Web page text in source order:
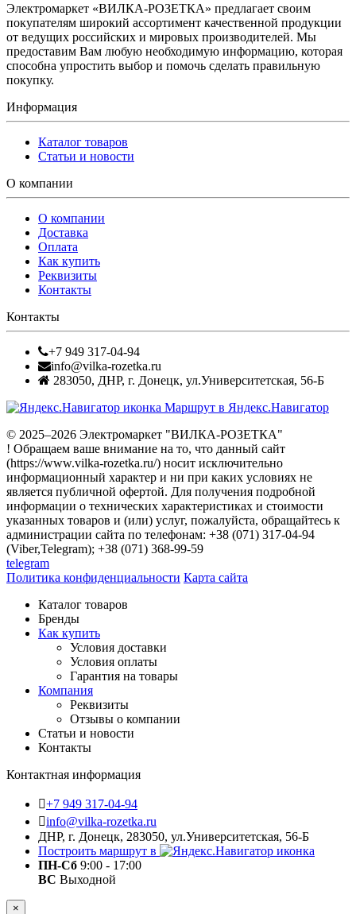
Электромаркет «ВИЛКА-РОЗЕТКА» предлагает своим
покупателям широкий ассортимент качественной продукции
от ведущих российских и мировых производителей. Мы
предоставим Вам любую необходимую информацию, которая
способна упростить выбор и помочь сделать правильную
покупку.
Информация
Каталог товаров
Статьи и новости
О компании
О компании
Доставка
Оплата
Как купить
Реквизиты
Контакты
Контакты
+7 949 317-04-94
info@vilka-rozetka.ru
283050, ДНР, г. Донецк, ул.Университетская, 56-Б
Маршрут в Яндекс.Навигатор
© 2025–2026 Электромаркет "ВИЛКА-РОЗЕТКА"
! Обращаем ваше внимание на то, что данный сайт
(https://www.vilka-rozetka.ru/) носит исключительно
информационный характер и ни при каких условиях не
является публичной офертой. Для получения подробной
информации о технических характеристиках и стоимости
указанных товаров и (или) услуг, пожалуйста, обращайтесь к
администрации сайта по телефонам: +38 (071) 317-04-94
(Viber,Telegram); +38 (071) 368-99-59
telegram
Политика конфиденциальности Карта сайта
Каталог товаров
Бренды
Как купить
Условия доставки
Условия оплаты
Гарантия на товары
Компания
Реквизиты
Отзывы о компании
Статьи и новости
Контакты
Контактная информация
+7 949 317-04-94
info@vilka-rozetka.ru
ДНР, г. Донецк, 283050, ул.Университетская, 56-Б
Построить маршрут в
ПН-Сб 9:00 - 17:00
ВС Выходной
×